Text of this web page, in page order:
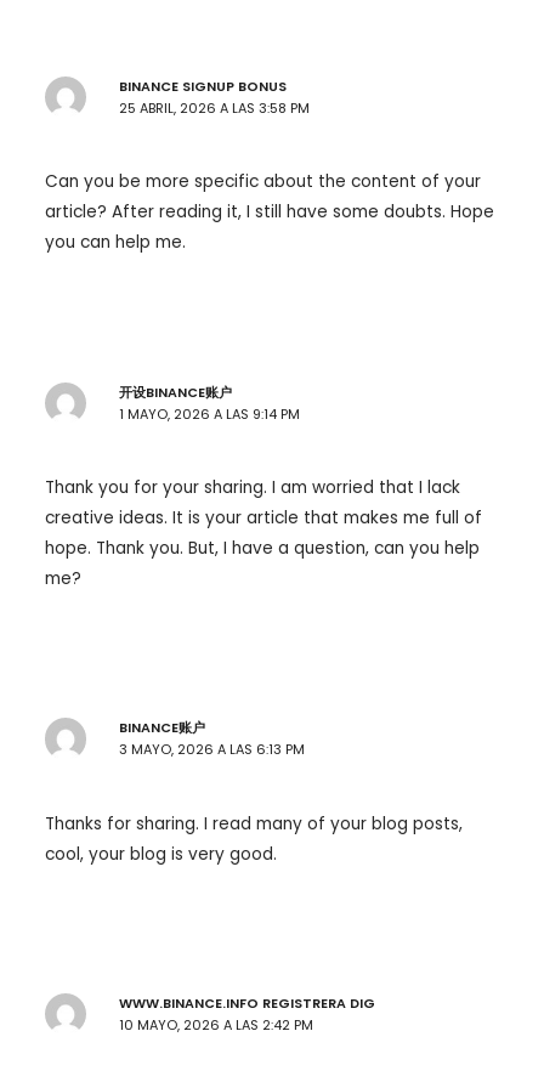
BINANCE SIGNUP BONUS
25 ABRIL, 2026 A LAS 3:58 PM
Can you be more specific about the content of your
article? After reading it, I still have some doubts. Hope
you can help me.
开设BINANCE账户
1 MAYO, 2026 A LAS 9:14 PM
Thank you for your sharing. I am worried that I lack
creative ideas. It is your article that makes me full of
hope. Thank you. But, I have a question, can you help
me?
BINANCE账户
3 MAYO, 2026 A LAS 6:13 PM
Thanks for sharing. I read many of your blog posts,
cool, your blog is very good.
WWW.BINANCE.INFO REGISTRERA DIG
10 MAYO, 2026 A LAS 2:42 PM